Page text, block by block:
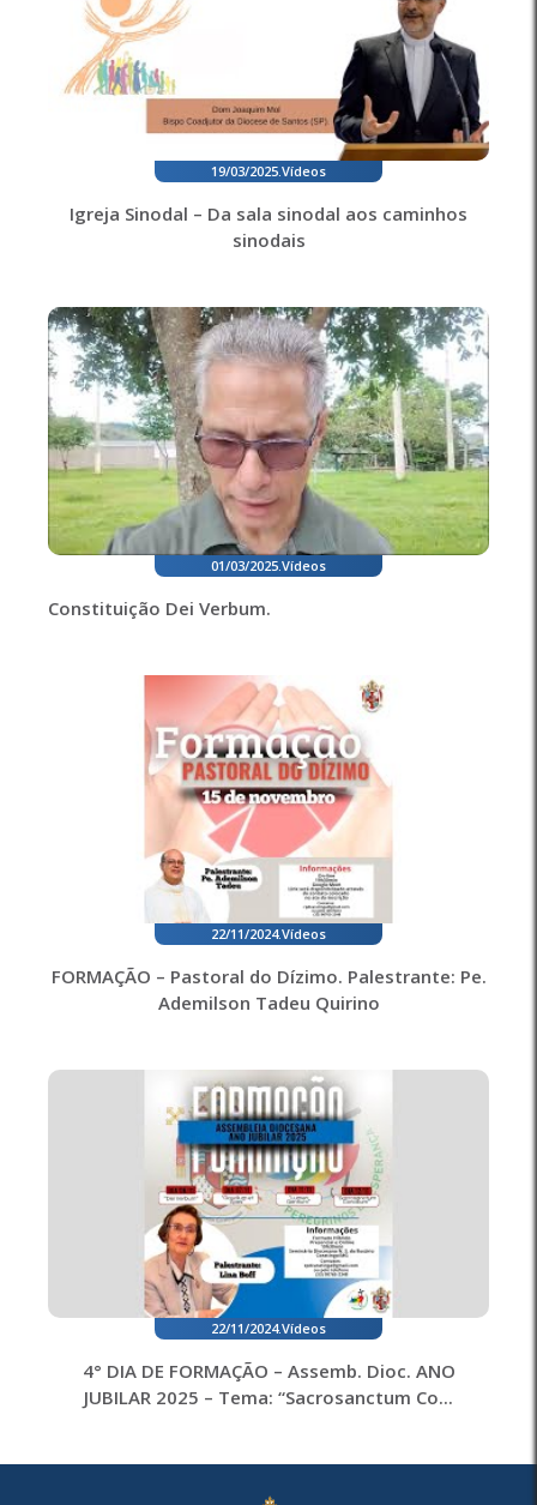
19/03/2025 Vídeos
Igreja Sinodal – Da sala sinodal aos caminhos
sinodais
01/03/2025 Vídeos
Constituição Dei Verbum.
22/11/2024.Vídeos
FORMAÇÃO – Pastoral do Dízimo. Palestrante: Pe.
Ademilson Tadeu Quirino
22/11/2024.Vídeos
4° DIA DE FORMAÇÃO – Assemb. Dioc. ANO
JUBILAR 2025 – Tema: “Sacrosanctum Co...